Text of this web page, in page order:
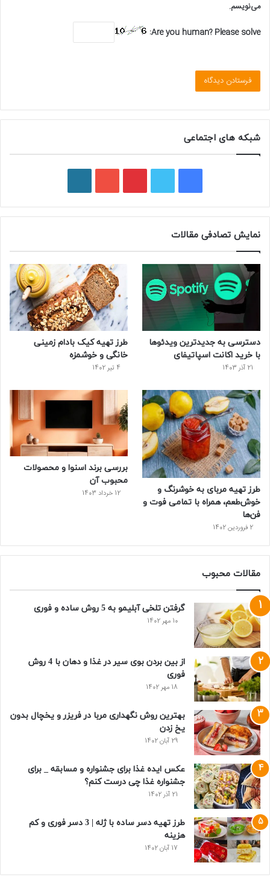
می‌نویسم.
Are you human? Please solve:
شبکه های اجتماعی
ی
س
ب
و
ک
و
ی
ت
ر
ی
ت
ی
س
ت
و
ی
و
ب
ر
پ
ر
س
نمایش تصادفی مقالات
دسترسی به جدیدترین ویدئو‌ها
با خرید اکانت اسپاتیفای
21 آذر 1403
طرز تهیه کیک بادام زمینی
خانگی و خوشمزه
4 تیر 1402
طرز تهیه مربای به خوشرنگ و
خوش‌طعم، همراه با تمامی فوت و
فن‌ها
2 فروردین 1402
بررسی برند اسنوا و محصولات
محبوب آن
12 خرداد 1403
مقالات محبوب
گرفتن تلخی آبلیمو به 5 روش ساده و فوری
10 مهر 1402
از بین بردن بوی سیر در غذا و دهان با 4 روش
فوری
18 مهر 1402
بهترین روش نگهداری مربا در فریزر و یخچال بدون
یخ زدن
29 آبان 1402
عکس ایده غذا برای جشنواره و مسابقه _ برای
جشنواره غذا چی درست کنم؟
21 آذر 1402
طرز تهیه دسر ساده با ژله | 3 دسر فوری و کم
هزینه
17 آبان 1402